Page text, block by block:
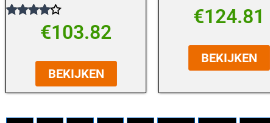
Gewaardeerd
€103.82
BEKIJKEN
€124.81
BEKIJKEN